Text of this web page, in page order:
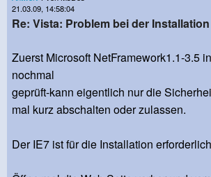
21.03.09, 14:58:04
Re: Vista: Problem bei der
Zuerst Microsoft NetFramework1.1-3.5
nochmal
geprüft-kann eigentlich nur die
mal kurz abschalten oder zulassen.
Der IE7 ist für die Installation erforderlich